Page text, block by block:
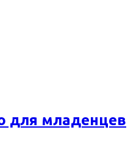
для младенцев